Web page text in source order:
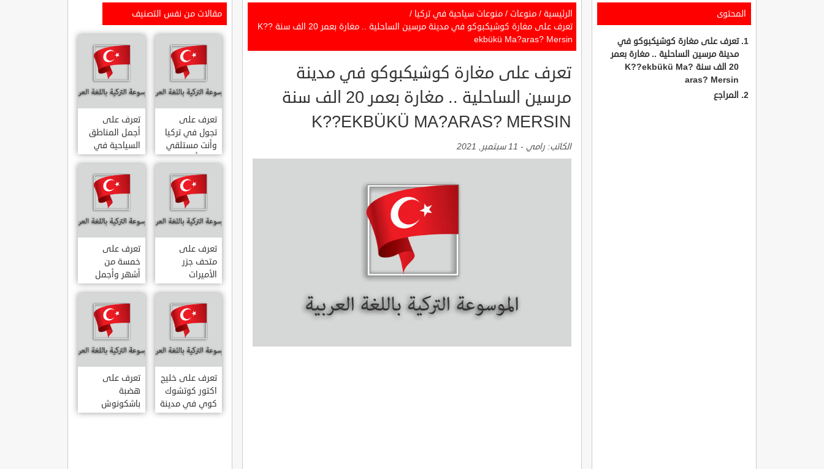
المحتوى
تعرف على مغارة كوشيكبوكو في
مدينة مرسين الساحلية .. مغارة بعمر
20 الف سنة K??ekbükü Ma?
aras? Mersin
المراجع
الرئيسية / منوعات / منوعات سياحية في تركيا /
تعرف على مغارة كوشيكبوكو في مدينة مرسين الساحلية .. مغارة بعمر 20 الف سنة K??
ekbükü Ma?aras? Mersin
تعرف على مغارة كوشيكبوكو في مدينة
مرسين الساحلية .. مغارة بعمر 20 الف سنة
K??EKBÜKÜ MA?ARAS? MERSIN
الكاتب: رامي - 11 سبتمبر, 2021
مقالات من نفس التصنيف
تعرف على
تجول في تركيا
وأنت مستلقي
على أريكتك
..السياحة
الافتراضية.
تعرف على
أجمل المناطق
السياحية في
اسطنبول
المشهورة في
تعرف على
متحف جزر
الأميرات
ADALAR
MÜZESI
تعرف على
خمسة من
أشهر وأجمل
قصور اسطنبول
تعرف على خليج
اكتور كوتشوك
كوي في مدينة
داتشا الساحلية
تعرف على
هضبة
باشكونوش
الطبيعية في